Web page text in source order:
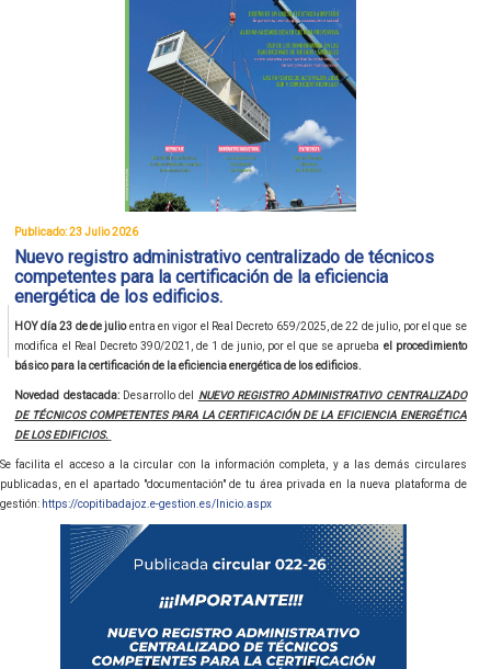
Publicado: 23 Julio 2026
Nuevo registro administrativo centralizado de técnicos
competentes para la certificación de la eficiencia
energética de los edificios.
HOY día 23 de de julioentra en vigor el Real Decreto 659/2025, de 22 de julio, por el que se
modifica el Real Decreto 390/2021, de 1 de junio, por el que se aprueba el procedimiento
básico para la certificación de la eficiencia energética de los edificios.
Novedad destacada: Desarrollo del
NUEVO REGISTRO ADMINISTRATIVO CENTRALIZADO
DE TÉCNICOS COMPETENTES PARA LA CERTIFICACIÓN DE LA EFICIENCIA ENERGÉTICA
DE LOS EDIFICIOS.
Se facilita el acceso a la circular con la información completa, y a las demás circulares
publicadas, en el apartado "documentación" de tu área privada en la nueva plataforma de
gestión: https://copitibadajoz.e-gestion.es/Inicio.aspx